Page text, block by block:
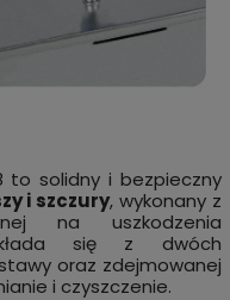
to solidny i bezpieczny
i szczury, wykonany z
na uszkodzenia
się z dwóch
oraz zdejmowanej
i czyszczenie.